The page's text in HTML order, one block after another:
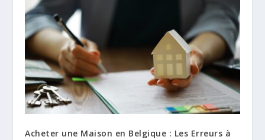
Acheter une Maison en Belgique : Les Erreurs à